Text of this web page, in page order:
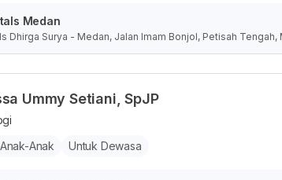
Medan
Dhirga Surya - Medan, Jalan Imam Bonjol, Petisah Tengah,
Ummy Setiani, SpJP
Anak
Untuk Dewasa